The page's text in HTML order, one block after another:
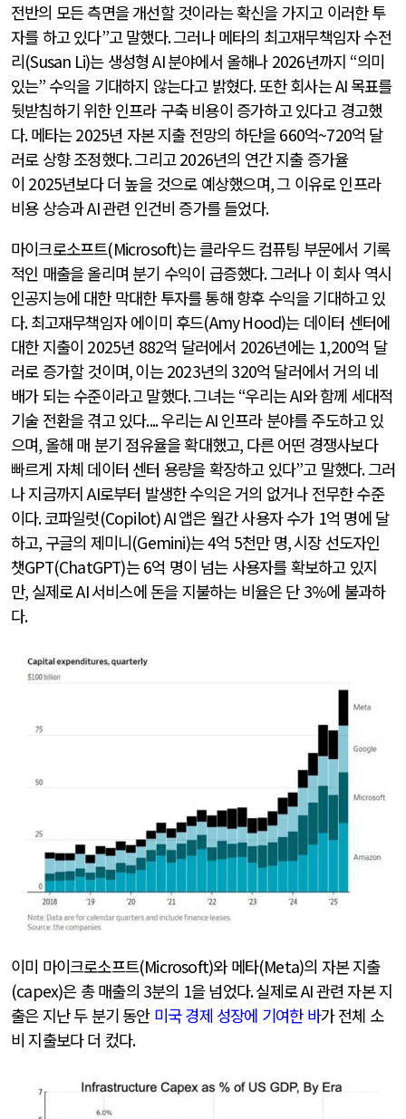
전반의 모든 측면을 개선할 것이라는 확신을 가지고 이러한 투
자를 하고 있다”고 말했다.그러나 메타의 최고재무책임자 수전
리(Susan Li)는 생성형AI분야에서 올해나 2026년까지 “의미
있는” 수익을 기대하지 않는다고 밝혔다.또한 회사는AI 목표를
뒷받침하기 위한 인프라 구축 비용이 증가하고 있다고 경고했
다.메타는2025년 자본 지출 전망의 하단을660억~720억 달
러로 상향 조정했다.그리고2026년의 연간 지출 증가율
이 2025년보다 더 높을 것으로 예상했으며,그 이유로 인프라
비용 상승과AI관련 인건비 증가를 들었다.
마이크로소프트(Microsoft)는 클라우드 컴퓨팅 부문에서 기록
적인 매출을 올리며 분기 수익이 급증했다.그러나 이 회사 역시
인공지능에 대한 막대한 투자를 통해 향후 수익을 기대하고 있
다.최고재무책임자 에이미 후드(Amy Hood)는 데이터 센터에
대한 지출이 2025년 882억 달러에서 2026년에는 1,200억 달
러로 증가할 것이며,이는2023년의 320억 달러에서 거의 네
배가 되는 수준이라고 말했다.그녀는“우리는AI와 함께 세대적
기술 전환을 겪고 있다....우리는AI 인프라 분야를 주도하고 있
으며, 올해 매 분기 점유율을 확대했고, 다른 어떤 경쟁사보다
빠르게 자체 데이터 센터 용량을 확장하고 있다”고 말했다.그러
나 지금까지AI로부터 발생한 수익은 거의 없거나 전무한 수준
이다.코파일럿(Copilot) AI앱은 월간 사용자 수가 1억 명에 달
하고, 구글의 제미니(Gemini)는4억 5천만 명,시장 선도자인
챗GPT(ChatGPT)는6억 명이 넘는 사용자를 확보하고 있지
만, 실제로AI서비스에 돈을 지불하는 비율은 단 3%에 불과하
다.
이미 마이크로소프트(Microsoft)와 메타(Meta)의 자본 지출
(capex)은 총 매출의 3분의 1을 넘었다.실제로AI관련 자본 지
출은 지난 두 분기 동안 미국 경제 성장에 기여한 바가 전체 소
비 지출보다 더 컸다.